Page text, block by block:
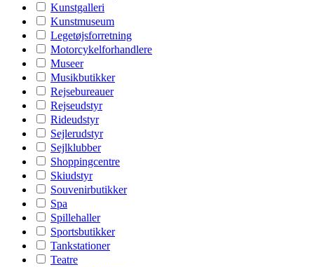
Kunstgalleri
Kunstmuseum
Legetøjsforretning
Motorcykelforhandlere
Museer
Musikbutikker
Rejsebureauer
Rejseudstyr
Rideudstyr
Sejlerudstyr
Sejlklubber
Shoppingcentre
Skiudstyr
Souvenirbutikker
Spa
Spillehaller
Sportsbutikker
Tankstationer
Teatre